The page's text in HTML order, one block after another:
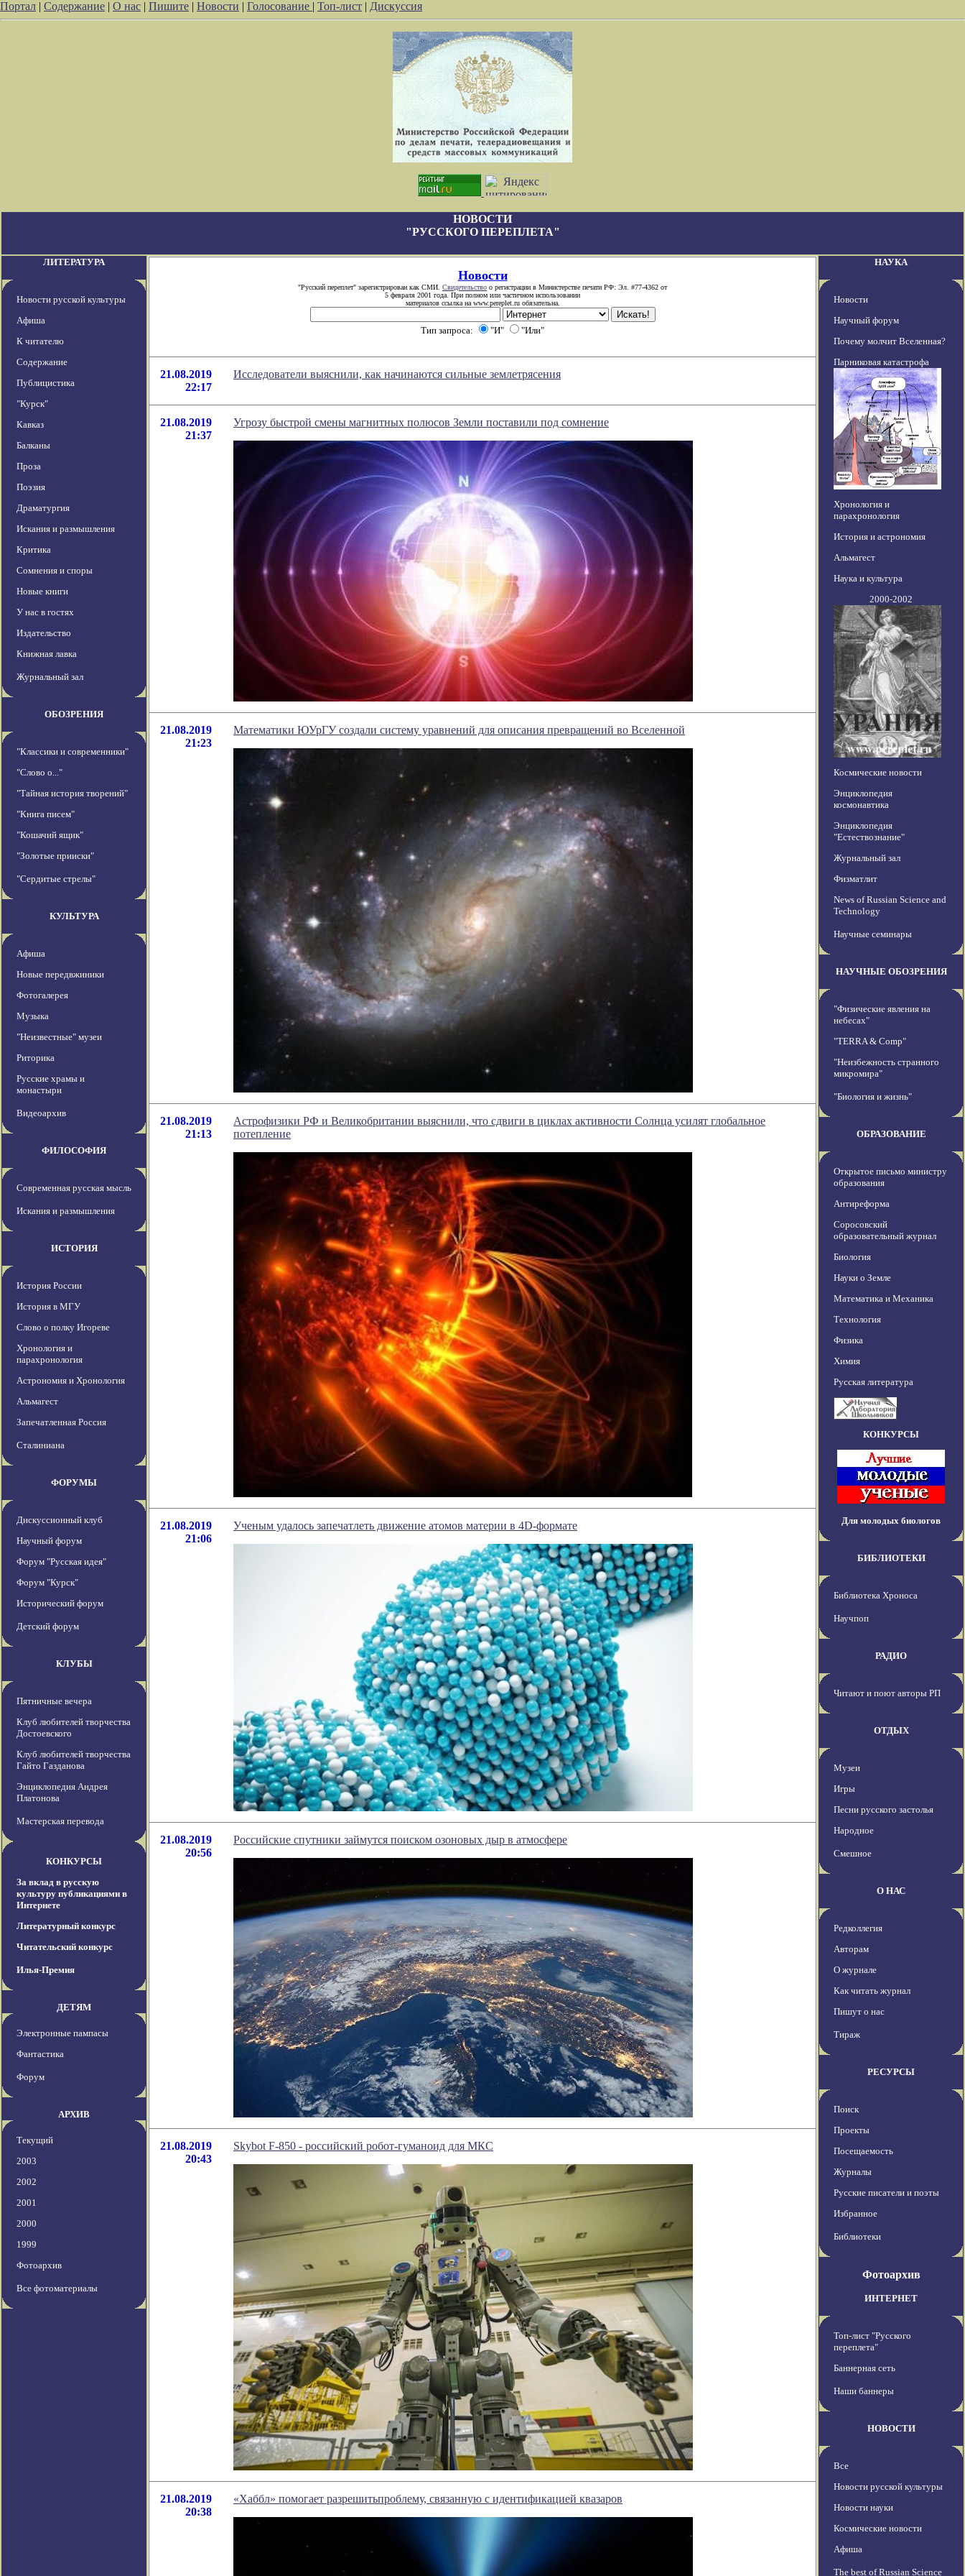
Портал | Содержание | О нас | Пишите | Новости | Голосование | Топ-лист | Дискуссия
НОВОСТИ
"РУССКОГО ПЕРЕПЛЕТА"
ЛИТЕРАТУРА
Новости русской культуры
Афиша
К читателю
Содержание
Публицистика
"Курск"
Кавказ
Балканы
Проза
Поэзия
Драматургия
Искания и размышления
Критика
Сомнения и споры
Новые книги
У нас в гостях
Издательство
Книжная лавка
Журнальный зал
ОБОЗРЕНИЯ
"Классики и современники"
"Слово о..."
"Тайная история творений"
"Книга писем"
"Кошачий ящик"
"Золотые прииски"
"Сердитые стрелы"
КУЛЬТУРА
Афиша
Новые передвжиники
Фотогалерея
Музыка
"Неизвестные" музеи
Риторика
Русские храмы и
монастыри
Видеоархив
ФИЛОСОФИЯ
Современная русская мысль
Искания и размышления
ИСТОРИЯ
История России
История в МГУ
Слово о полку Игореве
Хронология и
парахронология
Астрономия и Хронология
Альмагест
Запечатленная Россия
Сталиниана
ФОРУМЫ
Дискуссионный клуб
Научный форум
Форум "Русская идея"
Форум "Курск"
Исторический форум
Детский форум
КЛУБЫ
Пятничные вечера
Клуб любителей творчества
Достоевского
Клуб любителей творчества
Гайто Газданова
Энциклопедия Андрея
Платонова
Мастерская перевода
КОНКУРСЫ
За вклад в русскую
культуру публикациями в
Интернете
Литературный конкурс
Читательский конкурс
Илья-Премия
ДЕТЯМ
Электронные пампасы
Фантастика
Форум
АРХИВ
Текущий
2003
2002
2001
2000
1999
Фотоархив
Все фотоматериалы
Новости
"Русский переплет" зарегистрирован как СМИ. Свидетельство о регистрации в Министерстве печати РФ: Эл. #77-4362 от
5 февраля 2001 года. При полном или частичном использовании
материалов ссылка на www.pereplet.ru обязательна.
Тип запроса: "И" "Или"
21.08.2019
22:17
Исследователи выяснили, как начинаются сильные землетрясения
21.08.2019
21:37
Угрозу быстрой смены магнитных полюсов Земли поставили под сомнение
21.08.2019
21:23
Математики ЮУрГУ создали систему уравнений для описания превращений во Вселенной
21.08.2019
21:13
Астрофизики РФ и Великобритании выяснили, что сдвиги в циклах активности Солнца усилят глобальное
потепление
21.08.2019
21:06
Ученым удалось запечатлеть движение атомов материи в 4D-формате
21.08.2019
20:56
Российские спутники займутся поиском озоновых дыр в атмосфере
21.08.2019
20:43
Skybot F-850 - российский робот-гуманоид для МКС
21.08.2019
20:38
«Хаббл» помогает разрешитьпроблему, связанную с идентификацией квазаров
НАУКА
Новости
Научный форум
Почему молчит Вселенная?
Парниковая катастрофа
Хронология и
парахронология
История и астрономия
Альмагест
Наука и культура
2000-2002
Космические новости
Энциклопедия
космонавтика
Энциклопедия
"Естествознание"
Журнальный зал
Физматлит
News of Russian Science and
Technology
Научные семинары
НАУЧНЫЕ ОБОЗРЕНИЯ
"Физические явления на
небесах"
"TERRA & Comp"
"Неизбежность странного
микромира"
"Биология и жизнь"
ОБРАЗОВАНИЕ
Открытое письмо министру
образования
Антиреформа
Соросовский
образовательный журнал
Биология
Науки о Земле
Математика и Механика
Технология
Физика
Химия
Русская литература
КОНКУРСЫ
Для молодых биологов
БИБЛИОТЕКИ
Библиотека Хроноса
Научпоп
РАДИО
Читают и поют авторы РП
ОТДЫХ
Музеи
Игры
Песни русского застолья
Народное
Смешное
О НАС
Редколлегия
Авторам
О журнале
Как читать журнал
Пишут о нас
Тираж
РЕСУРСЫ
Поиск
Проекты
Посещаемость
Журналы
Русские писатели и поэты
Избранное
Библиотеки
Фотоархив
ИНТЕРНЕТ
Топ-лист "Русского
переплета"
Баннерная сеть
Наши баннеры
НОВОСТИ
Все
Новости русской культуры
Новости науки
Космические новости
Афиша
The best of Russian Science